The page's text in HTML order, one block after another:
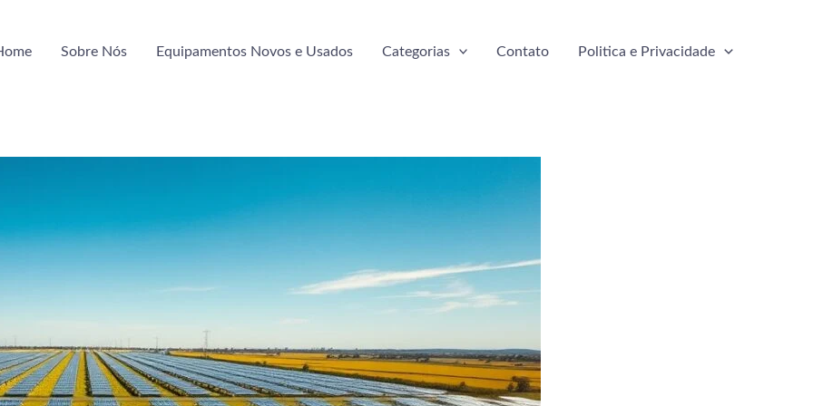
Sobre Nós Equipamentos Novos e Usados Categorias Contato Politica e Privacidade